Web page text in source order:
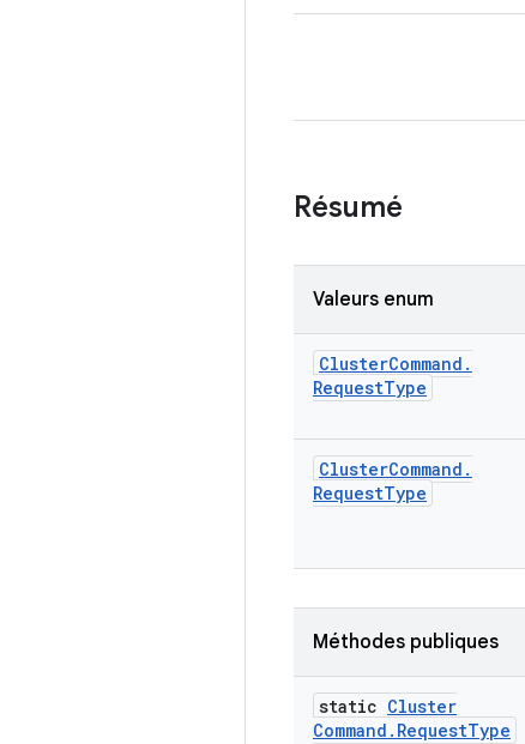
Résumé
Valeurs enum
ClusterCommand .
RequestType
ClusterCommand .
RequestType
Méthodes publiques
static Cluster
Command . RequestType